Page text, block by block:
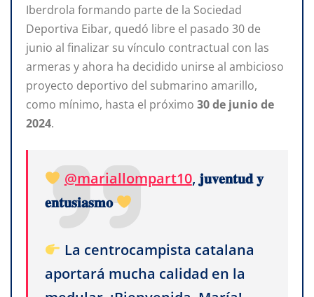
Iberdrola formando parte de la Sociedad
Deportiva Eibar, quedó libre el pasado 30 de
junio al finalizar su vínculo contractual con las
armeras y ahora ha decidido unirse al ambicioso
proyecto deportivo del submarino amarillo,
como mínimo, hasta el próximo 30de junio de
2024.
@mariallompart10, 𝐣𝐮𝐯𝐞𝐧𝐭𝐮𝐝 𝐲
𝐞𝐧𝐭𝐮𝐬𝐢𝐚𝐬𝐦𝐨
La centrocampista catalana
aportará mucha calidad en la